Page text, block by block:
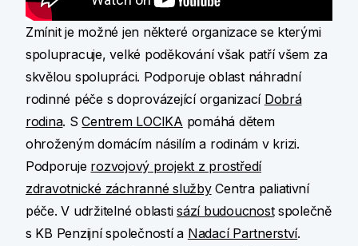
věnuje se i dalším neméně důležitým oblastem.
Zmínit je možné jen některé organizace se kterými
spolupracuje, velké poděkování však patří všem za
skvělou spolupráci. Podporuje oblast náhradní
rodinné péče s doprovázející organizací Dobrá
rodina. SCentrem LOCIKA pomáhá dětem
ohroženým domácím násilím a rodinám v krizi.
Podporuje rozvojový projekt z prostředí
zdravotnické záchranné službyCentra paliativní
péče. V udržitelné oblastisází budoucnostspolečně
s KB Penzijní společností a Nadací Partnerství.